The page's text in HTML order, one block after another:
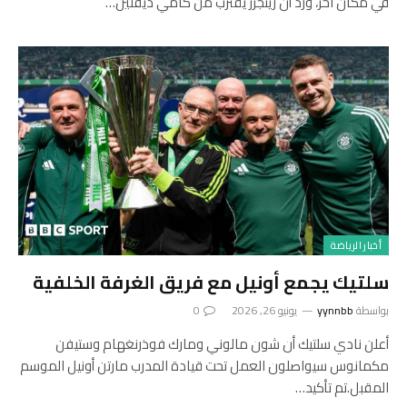
أخبار الرياضة
سلتيك يجمع أونيل مع فريق الغرفة الخلفية
بواسطةyynnbb يونيو 26, 2026 0
أعلن نادي سلتيك أن شون مالوني ومارك فوذرنغهام وستيفن
مكمانوس سيواصلون العمل تحت قيادة المدرب مارتن أونيل الموسم
المقبل.تم تأكيد…